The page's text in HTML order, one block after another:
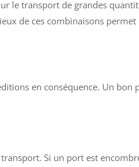
le transport de grandes
de ces combinaisons permet
en conséquence. Un bon
Si un port est